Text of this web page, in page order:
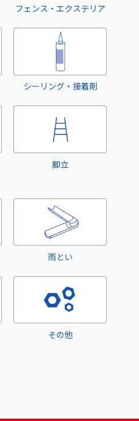
フェンス・エクステリア
シーリング・接着剤
脚立
雨とい
その他